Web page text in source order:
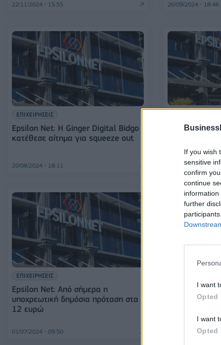
If you wish
sensitive
confirm
continue
further
I want
Opted
I want
Opted
22/11/2024 - 15:55 26/09/2024 - 18:46
ΕΠΙΧΕΙΡΗΣΕΙΣ
Epsilon Net: Η Ginger Digital Bidgo
κατέθεσε αίτημα για squeeze out
20/08/2024 - 18:11
Epsilon Net:
05/08/2024 - 15:19
ΕΠΙΧΕΙΡΗΣΕΙΣ
Epsilon Net: Από σήμερα η
υποχρεωτική δημόσια πρόταση στα
12 ευρώ
01/07/2024 - 09:50
ΕΠΙΧΕΙΡΗΣΕΙΣ
Epsilon Net:
12/06/2024 - 19:43